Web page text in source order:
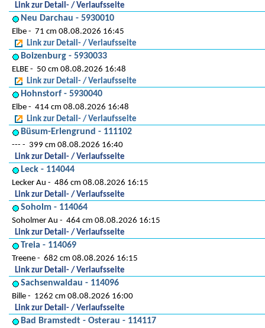
Link zur Detail- / Verlaufsseite
Neu Darchau - 5930010
Elbe
71 cm 08.08.2026 16:45
Link zur Detail- / Verlaufsseite
Boizenburg - 5930033
ELBE
50 cm 08.08.2026 16:48
Link zur Detail- / Verlaufsseite
Hohnstorf - 5930040
Elbe
414 cm 08.08.2026 16:48
Link zur Detail- / Verlaufsseite
Büsum-Erlengrund - 111102
---
399 cm 08.08.2026 16:40
Link zur Detail- / Verlaufsseite
Leck - 114044
Lecker Au
486 cm 08.08.2026 16:15
Link zur Detail- / Verlaufsseite
Soholm - 114064
Soholmer Au
464 cm 08.08.2026 16:15
Link zur Detail- / Verlaufsseite
Treia - 114069
Treene
682 cm 08.08.2026 16:15
Link zur Detail- / Verlaufsseite
Sachsenwaldau - 114096
Bille
1262 cm 08.08.2026 16:00
Link zur Detail- / Verlaufsseite
Bad Bramstedt - Osterau - 114117